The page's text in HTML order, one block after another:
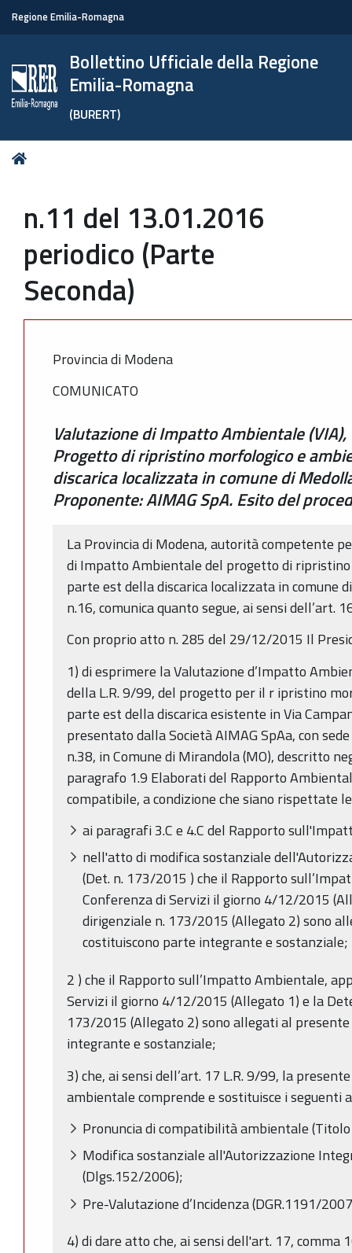
Regione Emilia-Romagna
Bollettino Ufficiale della Regione
Emilia-Romagna
(BURERT)
Tu
n.11 del 13.01.2016
periodico (Parte
Seconda)
Provincia di Modena
COMUNICATO
Valutazione di Impatto Ambientale
Progetto di ripristino morfologico e
discarica localizzata in comune di
Proponente: AIMAG SpA. Esito del
La Provincia di Modena, autorità competente
di Impatto Ambientale del progetto di
parte est della discarica localizzata in comune
n.16, comunica quanto segue, ai sensi dell’art.
Con proprio atto n. 285 del 29/12/2015 Il
1) di esprimere la Valutazione d’Impatto
della L.R. 9/99, del progetto per il r ipristino
parte est della discarica esistente in Via
presentato dalla Società AIMAG SpAa, con
n.38, in Comune di Mirandola (MO), descritto
paragrafo 1.9 Elaborati del Rapporto
compatibile, a condizione che siano rispettate
ai paragrafi 3.C e 4.C del Rapporto
nell'atto di modifica sostanziale
(Det. n. 173/2015 ) che il Rapporto
Conferenza di Servizi il giorno 4/12/2015
dirigenziale n. 173/2015 (Allegato 2) sono
costituiscono parte integrante e sostanziale;
2 ) che il Rapporto sull’Impatto Ambientale,
Servizi il giorno 4/12/2015 (Allegato 1) e la
173/2015 (Allegato 2) sono allegati al
integrante e sostanziale;
3) che, ai sensi dell’art. 17 L.R. 9/99, la
ambientale comprende e sostituisce i seguenti
Pronuncia di compatibilità ambientale
Modifica sostanziale all'Autorizzazione
(Dlgs.152/2006);
Pre-Valutazione d’Incidenza (DGR.1191/
4) di dare atto che, ai sensi dell'art. 17, comma